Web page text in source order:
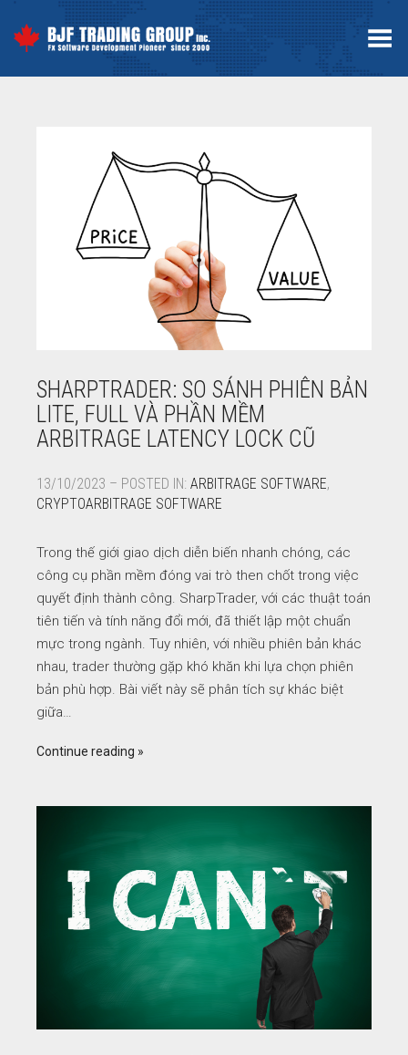
Toggle Menu
SHARPTRADER: SO SÁNH PHIÊN BẢN
LITE, FULL VÀ PHẦN MỀM
ARBITRAGE LATENCY LOCK CŨ
13/10/2023 – POSTED IN: ARBITRAGE SOFTWARE,
CRYPTOARBITRAGE SOFTWARE
Trong thế giới giao dịch diễn biến nhanh chóng, các
công cụ phần mềm đóng vai trò then chốt trong việc
quyết định thành công. SharpTrader, với các thuật toán
tiên tiến và tính năng đổi mới, đã thiết lập một chuẩn
mực trong ngành. Tuy nhiên, với nhiều phiên bản khác
nhau, trader thường gặp khó khăn khi lựa chọn phiên
bản phù hợp. Bài viết này sẽ phân tích sự khác biệt
giữa…
Continue reading